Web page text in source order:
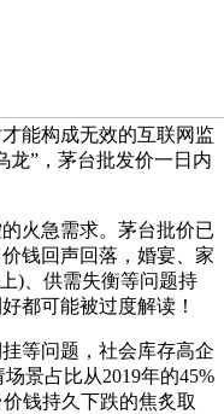
能构成无效的互联网监
龙”，茅台批发价一日内
火急需求。茅台批价已
钱回声回落，婚宴、家
)、供需失衡等问题持
都可能被过度解读！
等问题，社会库存高企
景占比从2019年的45%
钱持久下跌的焦炙取